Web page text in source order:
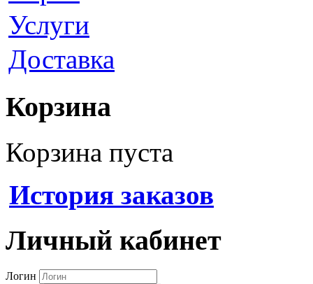
Услуги
Доставка
Корзина
Корзина пуста
История заказов
Личный кабинет
Логин